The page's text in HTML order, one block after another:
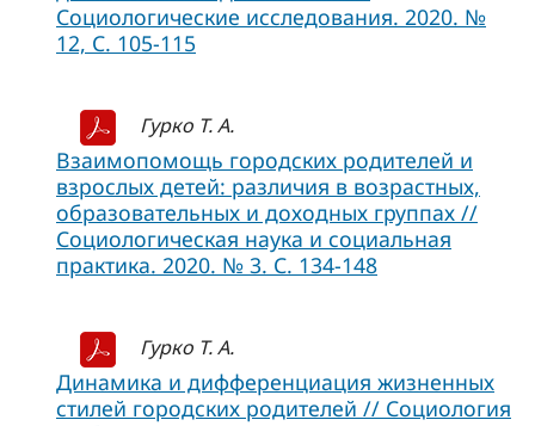
Социологические исследования. 2020. №
12, C. 105-115
Гурко Т. А.
Взаимопомощь городских родителей и
взрослых детей: различия в возрастных,
образовательных и доходных группах //
Социологическая наука и социальная
практика. 2020. № 3. С. 134-148
Гурко Т. А.
Динамика и дифференциация жизненных
стилей городских родителей // Социология